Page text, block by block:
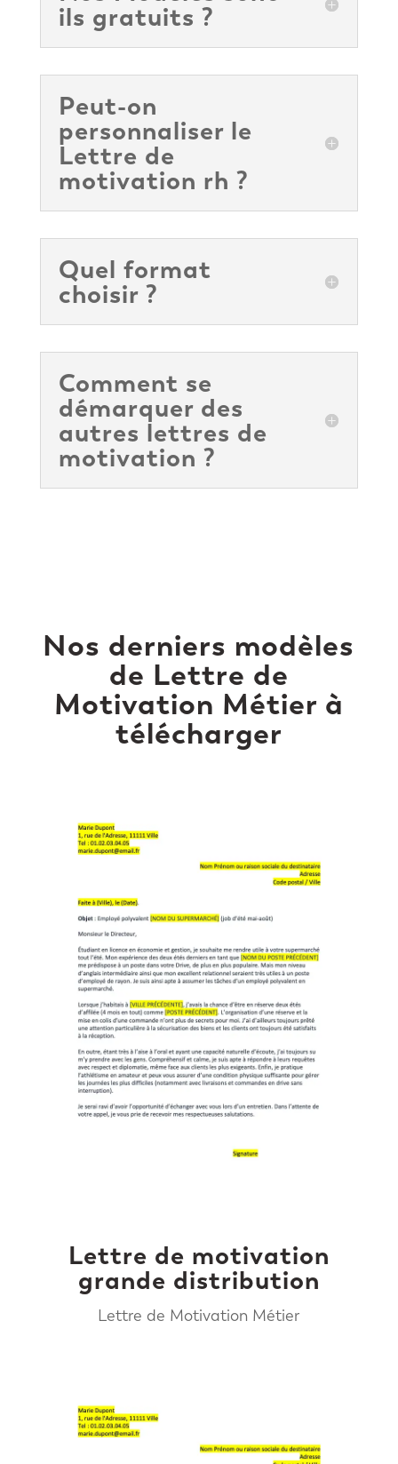
ils gratuits ?
Peut-on
personnaliser le
Lettre de
motivation rh ?
Quel format
choisir ?
Comment se
démarquer des
autres lettres de
motivation ?
Nos derniers modèles
de Lettre de
Motivation Métier à
télécharger
Lettre de motivation
grande distribution
Lettre de Motivation Métier